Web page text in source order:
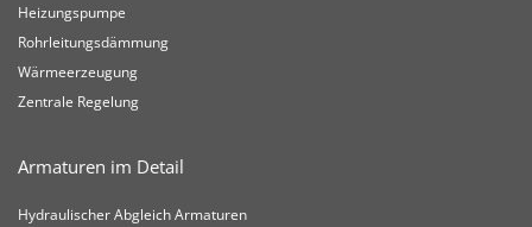
Heizungspumpe
Rohrleitungsdämmung
Wärmeerzeugung
Zentrale Regelung
Armaturen im Detail
Hydraulischer Abgleich Armaturen